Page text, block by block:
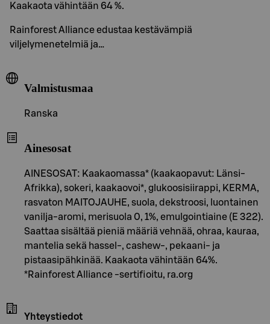
Kaakaota vähintään 64 %.
Rainforest Alliance edustaa kestävämpiä
viljelymenetelmiä ja…
Valmistusmaa
Ranska
Ainesosat
AINESOSAT: Kaakaomassa* (kaakaopavut: Länsi-
Afrikka), sokeri, kaakaovoi*, glukoosisiirappi, KERMA,
rasvaton MAITOJAUHE, suola, dekstroosi, luontainen
vanilja-aromi, merisuola 0, 1%, emulgointiaine (E 322).
Saattaa sisältää pieniä määriä vehnää, ohraa, kauraa,
mantelia sekä hassel-, cashew-, pekaani- ja
pistaasipähkinää. Kaakaota vähintään 64%.
*Rainforest Alliance -sertifioitu, ra.org
Yhteystiedot